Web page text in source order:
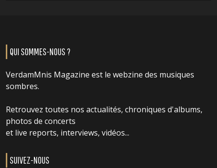
QUI SOMMES-NOUS ?
VerdamMnis Magazine est le webzine des musiques
sombres.
Retrouvez toutes nos actualités, chroniques d'albums,
photos de concerts
et live reports, interviews, vidéos...
SUIVEZ-NOUS